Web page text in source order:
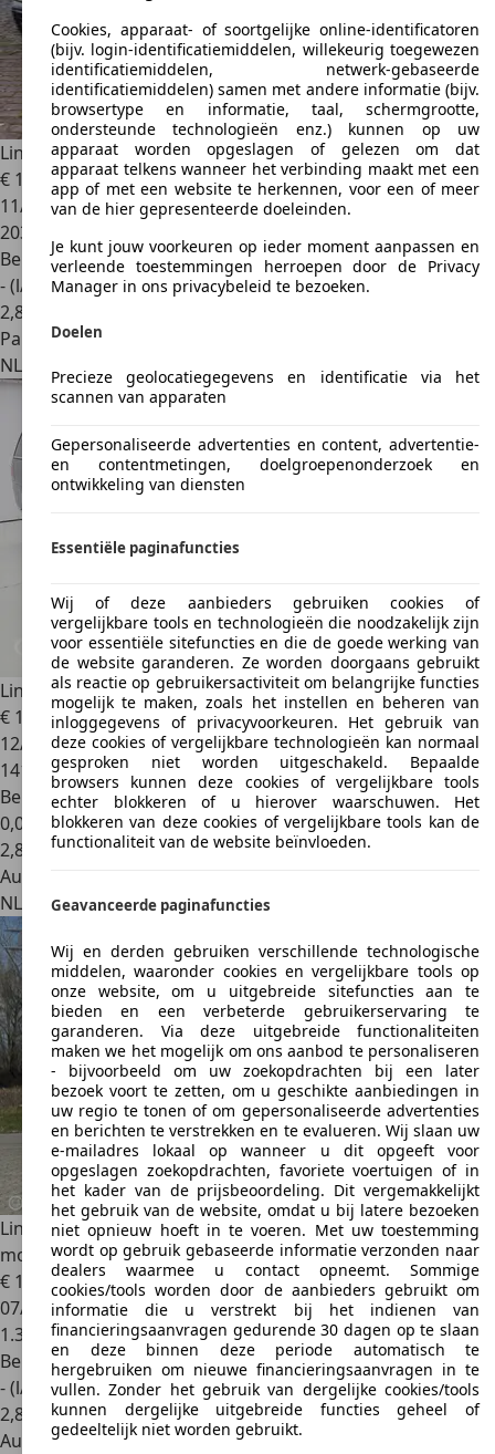
Lincoln NavigatorYoungtimer Lincoln Navigator
€ 16.500
11/2007
203.000 km
Benzine
- (l/100 km)
2,8
Particulier
NL 5263GL
Lincoln NavigatorV8 - ONLINE AUCTION
€ 17.000
12/2009
141.168 km
Benzine
0,0 l/100 km (gem.)
2,8
Autobedrijf
NL 1422 AEUithoorn
Lincoln NavigatorBlack Label 7 Pers Grijs kenteken
mogelijk
€ 189.0001
07/2024
1.321 km
Benzine
- (l/100 km)
2,8
Autobedrijf
Cookies, apparaat- of soortgelijke online-identificatoren
(bijv. login-identificatiemiddelen, willekeurig toegewezen
identificatiemiddelen, netwerk-gebaseerde
identificatiemiddelen) samen met andere informatie (bijv.
browsertype en informatie, taal, schermgrootte,
ondersteunde technologieën enz.) kunnen op uw
apparaat worden opgeslagen of gelezen om dat
apparaat telkens wanneer het verbinding maakt met een
app of met een website te herkennen, voor een of meer
van de hier gepresenteerde doeleinden.
Je kunt jouw voorkeuren op ieder moment aanpassen en
verleende toestemmingen herroepen door de Privacy
Manager in ons privacybeleid te bezoeken.
Doelen
Precieze geolocatiegegevens en identificatie via het
scannen van apparaten
Gepersonaliseerde advertenties en content, advertentie-
en contentmetingen, doelgroepenonderzoek en
ontwikkeling van diensten
Essentiële paginafuncties
Wij of deze aanbieders gebruiken cookies of
vergelijkbare tools en technologieën die noodzakelijk zijn
voor essentiële sitefuncties en die de goede werking van
de website garanderen. Ze worden doorgaans gebruikt
als reactie op gebruikersactiviteit om belangrijke functies
mogelijk te maken, zoals het instellen en beheren van
inloggegevens of privacyvoorkeuren. Het gebruik van
deze cookies of vergelijkbare technologieën kan normaal
gesproken niet worden uitgeschakeld. Bepaalde
browsers kunnen deze cookies of vergelijkbare tools
echter blokkeren of u hierover waarschuwen. Het
blokkeren van deze cookies of vergelijkbare tools kan de
functionaliteit van de website beïnvloeden.
Geavanceerde paginafuncties
Wij en derden gebruiken verschillende technologische
middelen, waaronder cookies en vergelijkbare tools op
onze website, om u uitgebreide sitefuncties aan te
bieden en een verbeterde gebruikerservaring te
garanderen. Via deze uitgebreide functionaliteiten
maken we het mogelijk om ons aanbod te personaliseren
- bijvoorbeeld om uw zoekopdrachten bij een later
bezoek voort te zetten, om u geschikte aanbiedingen in
uw regio te tonen of om gepersonaliseerde advertenties
en berichten te verstrekken en te evalueren. Wij slaan uw
e-mailadres lokaal op wanneer u dit opgeeft voor
opgeslagen zoekopdrachten, favoriete voertuigen of in
het kader van de prijsbeoordeling. Dit vergemakkelijkt
het gebruik van de website, omdat u bij latere bezoeken
niet opnieuw hoeft in te voeren. Met uw toestemming
wordt op gebruik gebaseerde informatie verzonden naar
dealers waarmee u contact opneemt. Sommige
cookies/tools worden door de aanbieders gebruikt om
informatie die u verstrekt bij het indienen van
financieringsaanvragen gedurende 30 dagen op te slaan
en deze binnen deze periode automatisch te
hergebruiken om nieuwe financieringsaanvragen in te
vullen. Zonder het gebruik van dergelijke cookies/tools
kunnen dergelijke uitgebreide functies geheel of
gedeeltelijk niet worden gebruikt.